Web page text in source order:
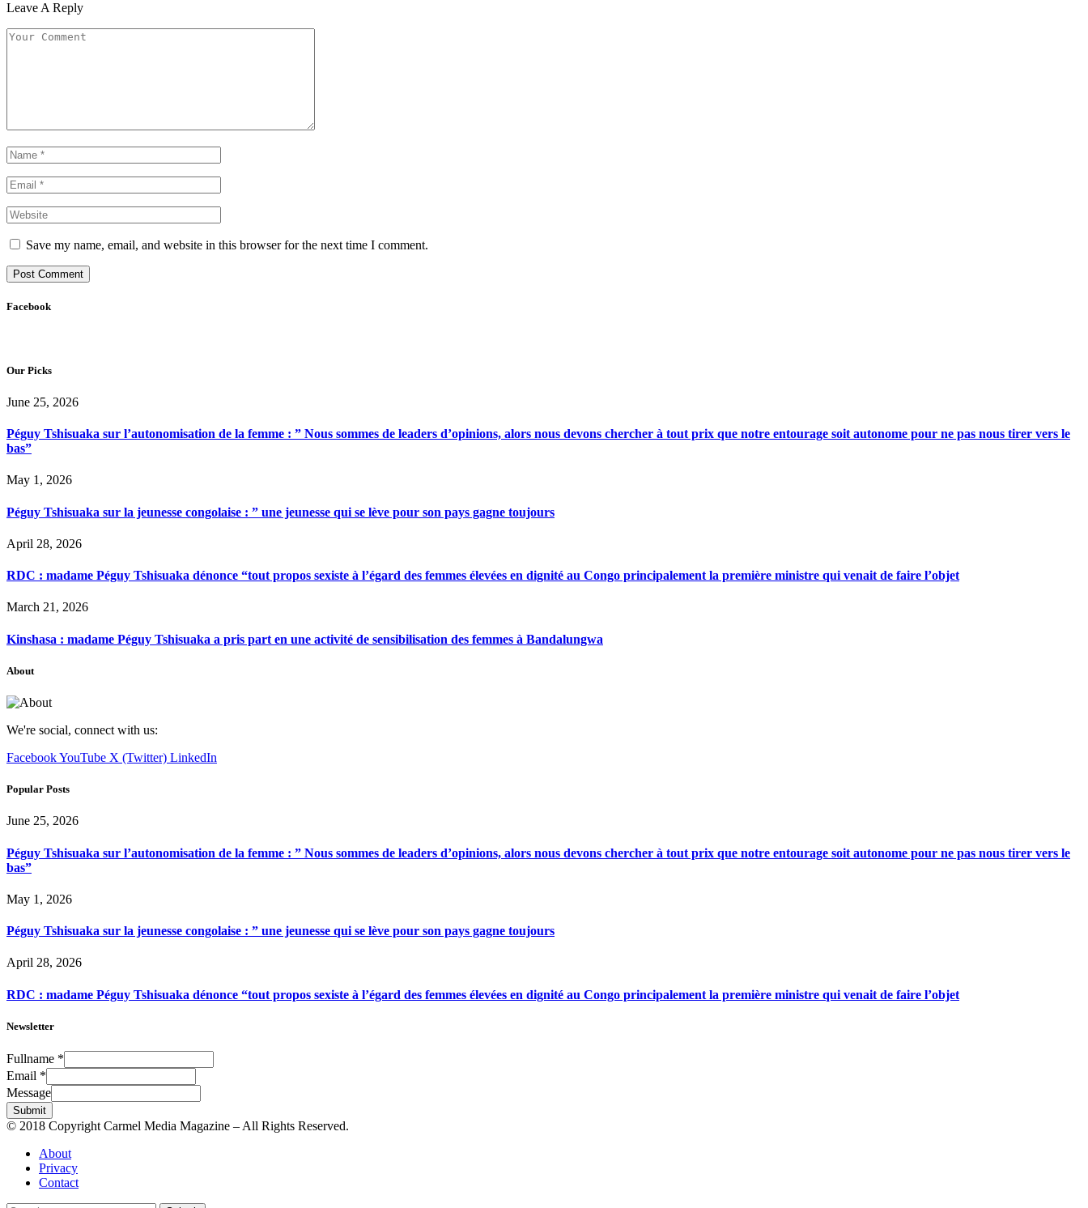
Leave A Reply
Save my name, email, and website in this browser for the next time I comment.
Facebook
Our Picks
June 25, 2026
Péguy Tshisuaka sur l’autonomisation de la femme : ” Nous sommes de leaders d’opinions, alors nous devons chercher à tout prix que notre entourage soit autonome pour ne pas nous tirer vers le
bas”
May 1, 2026
Péguy Tshisuaka sur la jeunesse congolaise : ” une jeunesse qui se lève pour son pays gagne toujours
April 28, 2026
RDC : madame Péguy Tshisuaka dénonce “tout propos sexiste à l’égard des femmes élevées en dignité au Congo principalement la première ministre qui venait de faire l’objet
March 21, 2026
Kinshasa : madame Péguy Tshisuaka a pris part en une activité de sensibilisation des femmes à Bandalungwa
About
We're social, connect with us:
FacebookYouTube X (Twitter) LinkedIn
Popular Posts
June 25, 2026
Péguy Tshisuaka sur l’autonomisation de la femme : ” Nous sommes de leaders d’opinions, alors nous devons chercher à tout prix que notre entourage soit autonome pour ne pas nous tirer vers le
bas”
May 1, 2026
Péguy Tshisuaka sur la jeunesse congolaise : ” une jeunesse qui se lève pour son pays gagne toujours
April 28, 2026
RDC : madame Péguy Tshisuaka dénonce “tout propos sexiste à l’égard des femmes élevées en dignité au Congo principalement la première ministre qui venait de faire l’objet
Newsletter
Fullname *
Email *
Message
Submit
© 2018 Copyright Carmel Media Magazine – All Rights Reserved.
About
Privacy
Contact